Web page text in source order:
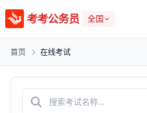
考考公务员 全国
首页 在线考试